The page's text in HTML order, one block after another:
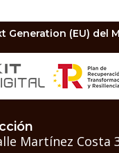
(EU) del
Martínez Costa